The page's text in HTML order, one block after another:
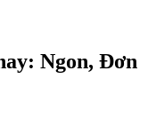
Ngon, Đơn